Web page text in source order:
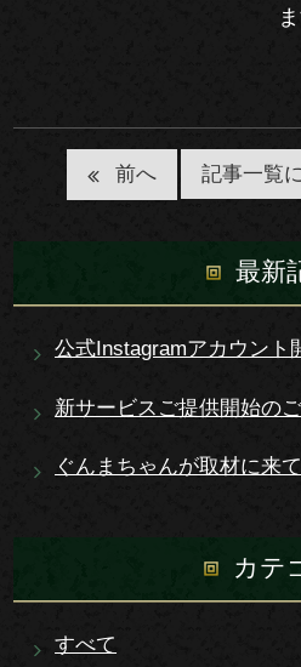
前へ 記事一覧
最新
公式Instagramアカウント
新サービスご提供開始の
ぐんまちゃんが取材に来
カテ
すべて